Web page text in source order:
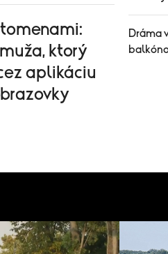
ktorý
aplikáciu
Dráma